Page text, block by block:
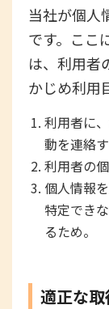
当社が個人
です。ここ
は、利用者
かじめ利用
利用者に
動を連絡す
利用者の
個人情報
特定でき
るため。
適正な取